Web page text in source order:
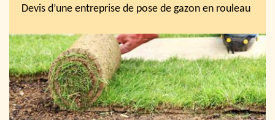
Devis d’une entreprise de pose de gazon en rouleau